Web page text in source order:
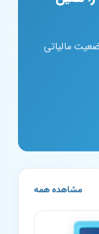
مالیاتی
مشاهده همه